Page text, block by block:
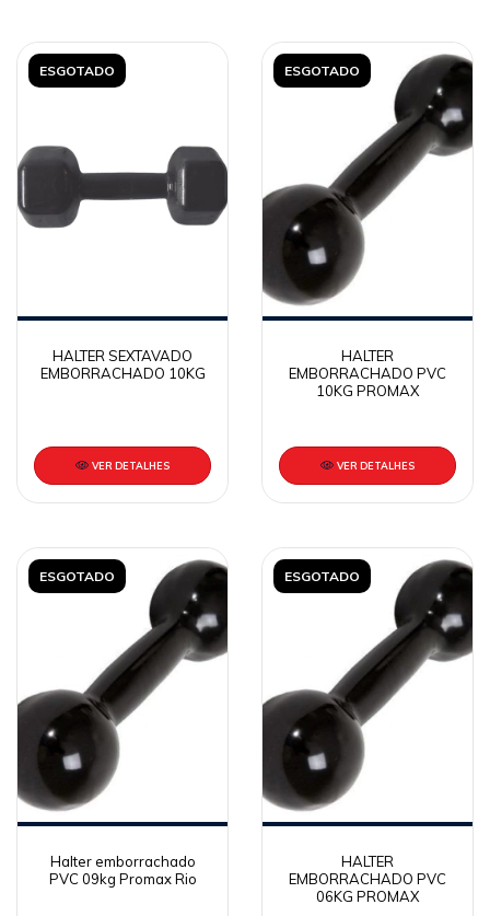
ESGOTADO
HALTER SEXTAVADO
EMBORRACHADO 10KG
VER DETALHES
ESGOTADO
HALTER
EMBORRACHADO PVC
10KG PROMAX
VER DETALHES
ESGOTADO
Halter emborrachado
PVC 09kg Promax Rio
ESGOTADO
HALTER
EMBORRACHADO PVC
06KG PROMAX